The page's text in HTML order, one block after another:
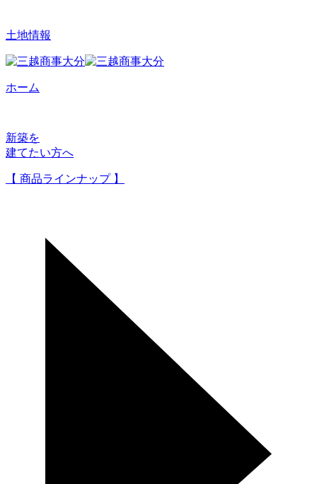
土地情報
ホーム
新築を
建てたい方へ
【 商品ラインナップ 】